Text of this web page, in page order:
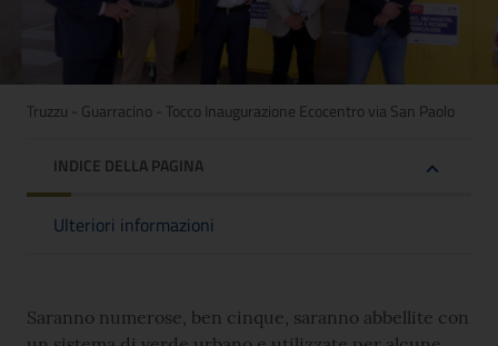
Truzzu - Guarracino - Tocco Inaugurazione Ecocentro via San Paolo
INDICE DELLA PAGINA
Ulteriori informazioni
Saranno numerose, ben cinque, saranno abbellite con